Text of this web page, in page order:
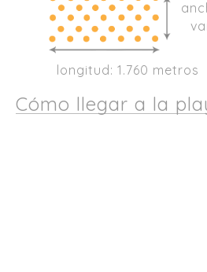
longitud: 1.760 metros
Cómo llegar a la